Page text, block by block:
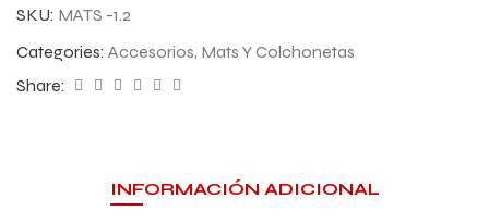
SKU: MATS -1.2
Categories: Accesorios, Mats Y Colchonetas
Share:
INFORMACIÓN ADICIONAL